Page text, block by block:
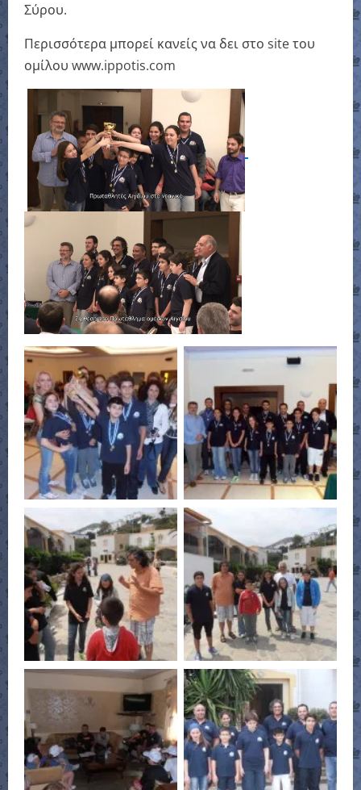
Σύρου.
Περισσότερα μπορεί κανείς να δει στο site του
ομίλου www.ippotis.com